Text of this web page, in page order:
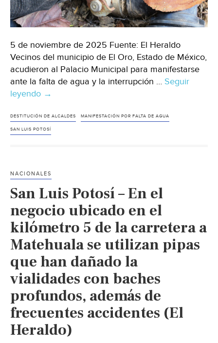
5 de noviembre de 2025 Fuente: El Heraldo
Vecinos del municipio de El Oro, Estado de México,
acudieron al Palacio Municipal para manifestarse
ante la falta de agua y la interrupción … Seguir
leyendo Edomex.
Vecinos
de
manifiestan
por
falta
de
agua
y
basura;
exigen
destitución
la
alcaldesa
(El
Heraldo)
→
DESTITUCIÓN DE ALCALDES MANIFESTACIÓN POR FALTA DE AGUA
SAN LUIS POTOSÍ
NACIONALES
San Luis Potosí – En el
negocio ubicado en el
kilómetro 5 de la carretera a
Matehuala se utilizan pipas
que han dañado la
vialidades con baches
profundos, además de
frecuentes accidentes (El
Heraldo)